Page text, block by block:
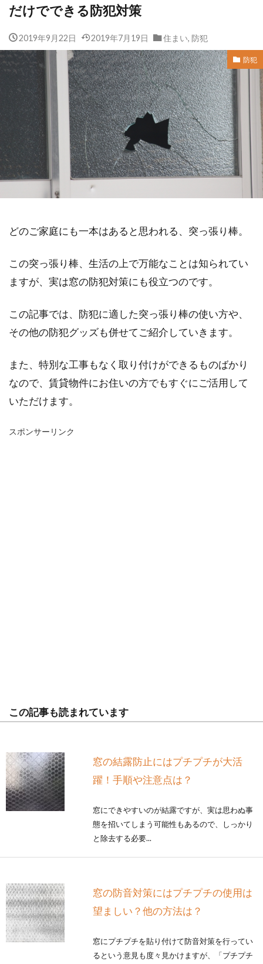
だけでできる防犯対策
2019年9月22日 2019年7月19日 住まい, 防犯
防犯
どのご家庭にも一本はあると思われる、突っ張り棒。
この突っ張り棒、生活の上で万能なことは知られてい
ますが、実は窓の防犯対策にも役立つのです。
この記事では、防犯に適した突っ張り棒の使い方や、
その他の防犯グッズも併せてご紹介していきます。
また、特別な工事もなく取り付けができるものばかり
なので、賃貸物件にお住いの方でもすぐにご活用して
いただけます。
スポンサーリンク
この記事も読まれています
窓の結露防止にはプチプチが大活
躍！手順や注意点は？
窓にできやすいのが結露ですが、実は思わぬ事
態を招いてしまう可能性もあるので、しっかり
と除去する必要...
窓の防音対策にはプチプチの使用は
望ましい？他の方法は？
窓にプチプチを貼り付けて防音対策を行ってい
るという意見も度々見かけますが、「プチプチ